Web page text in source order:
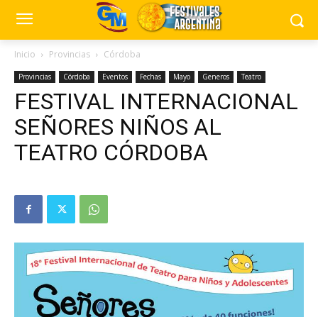
Inicio Provincias Córdoba
Provincias Córdoba Eventos Fechas Mayo Generos Teatro
FESTIVAL INTERNACIONAL
SEÑORES NIÑOS AL
TEATRO CÓRDOBA